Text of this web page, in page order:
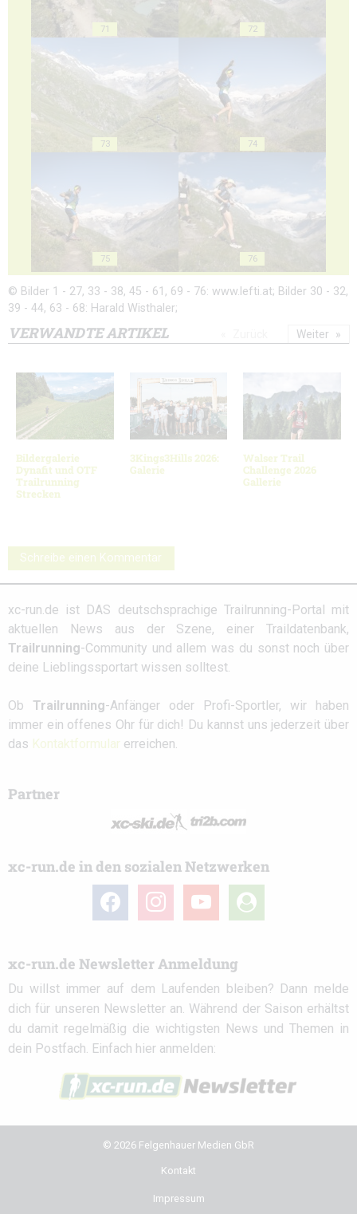
71 72
73 74
75 76
© Bilder 1 - 27, 33 - 38, 45 - 61, 69 - 76: www.lefti.at; Bilder 30 - 32,
39 - 44, 63 - 68: Harald Wisthaler;
VERWANDTE ARTIKEL
Bildergalerie
Dynafit und OTF
Trailrunning
Strecken
3Kings3Hills 2026:
Galerie
Walser Trail
Challenge 2026
Gallerie
Weiter
Schreibe einen Kommentar
xc-run.de ist DAS deutschsprachige Trailrunning-Portal mit
aktuellen News aus der Szene, einer Traildatenbank,
Trailrunning-Community und allem was du sonst noch über
deine Lieblingssportart wissen solltest.
Ob Trailrunning-Anfänger oder Profi-Sportler, wir haben
immer ein offenes Ohr für dich! Du kannst uns jederzeit über
das Kontaktformular erreichen.
Partner
xc-run.de in den sozialen Netzwerken
facebook instagramyoutube
user-
circle
xc-run.de Newsletter Anmeldung
Du willst immer auf dem Laufenden bleiben? Dann melde
dich für unseren Newsletter an. Während der Saison erhältst
du damit regelmäßig die wichtigsten News und Themen in
dein Postfach. Einfach hier anmelden:
© 2026 Felgenhauer Medien GbR
Kontakt
Impressum